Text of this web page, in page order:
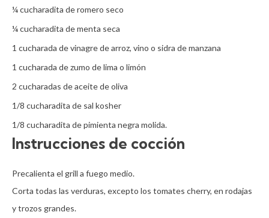
¼ cucharadita de romero seco
¼ cucharadita de menta seca
1 cucharada de vinagre de arroz, vino o sidra de manzana
1 cucharada de zumo de lima o limón
2 cucharadas de aceite de oliva
1/8 cucharadita de sal kosher
1/8 cucharadita de pimienta negra molida.
Instrucciones de cocción
Precalienta el grill a fuego medio.
Corta todas las verduras, excepto los tomates cherry, en rodajas
y trozos grandes.